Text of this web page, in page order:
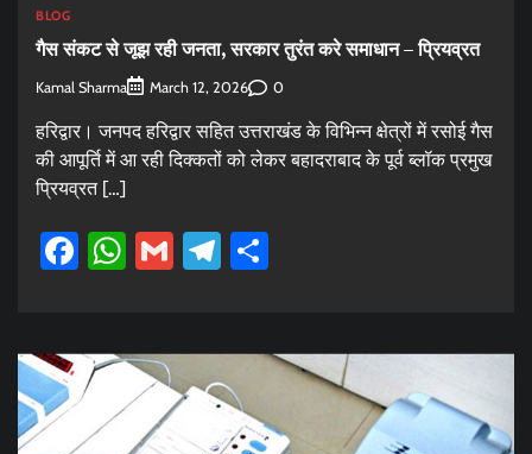
BLOG
गैस संकट से जूझ रही जनता, सरकार तुरंत करे समाधान – प्रियव्रत
Kamal Sharma March 12, 2026 0
हरिद्वार। जनपद हरिद्वार सहित उत्तराखंड के विभिन्न क्षेत्रों में रसोई गैस
की आपूर्ति में आ रही दिक्कतों को लेकर बहादराबाद के पूर्व ब्लॉक प्रमुख
प्रियव्रत […]
Facebook
WhatsApp
GmailTelegram